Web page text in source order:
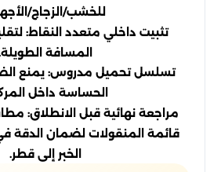
للخشب/الزجاج/
تثبيت داخلي متعدد النقاط:
المسافة
تسلسل تحميل مدروس: يمنع
الحساسة داخل
مراجعة نهائية قبل الانطلاق:
قائمة المنقولات لضمان
الخبر إلى قطر.